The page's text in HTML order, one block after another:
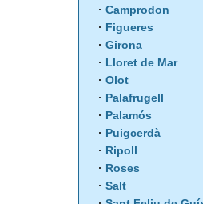
Camprodon
Figueres
Girona
Lloret de Mar
Olot
Palafrugell
Palamós
Puigcerdà
Ripoll
Roses
Salt